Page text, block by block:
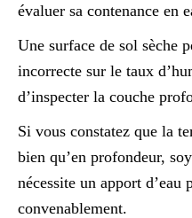
évaluer sa contenance en
Une surface de sol sèche
incorrecte sur le taux
d’inspecter la couche
Si vous constatez que la
bien qu’en profondeur,
nécessite un apport d’eau
convenablement.